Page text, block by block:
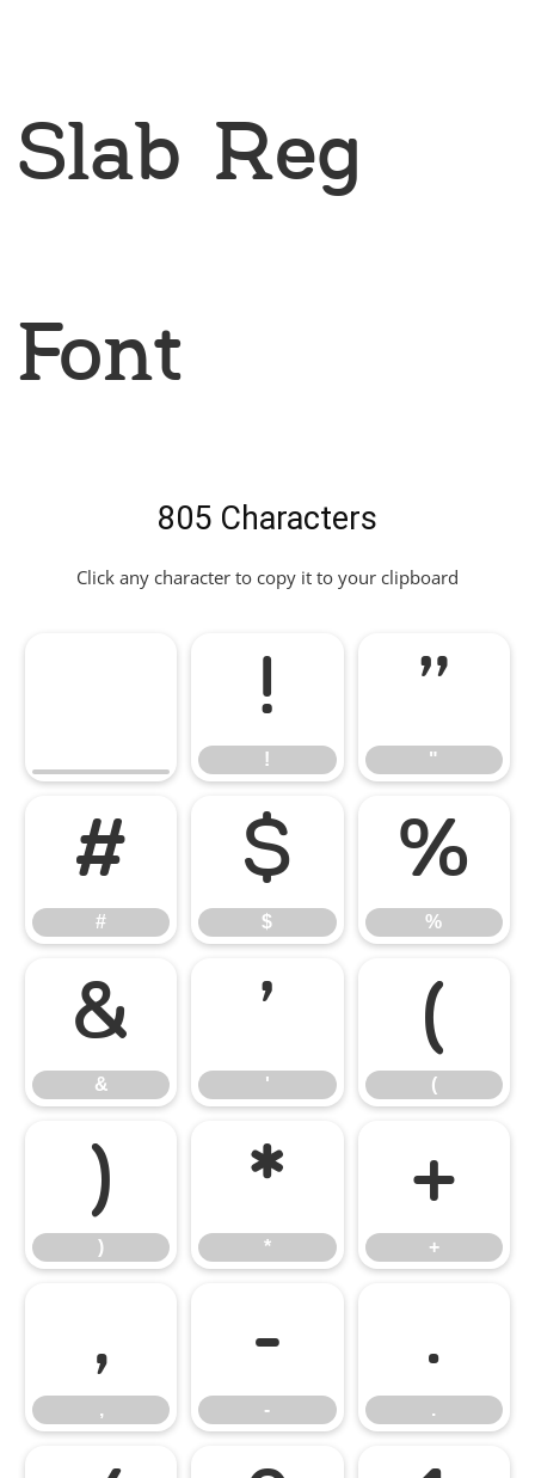
Slab Reg
Font
805 Characters
Click any character to copy it to your clipboard
!
!
"
"
#
#
$
$
%
%
&
&
'
'
(
(
)
)
*
*
+
+
,
,
-
-
.
.